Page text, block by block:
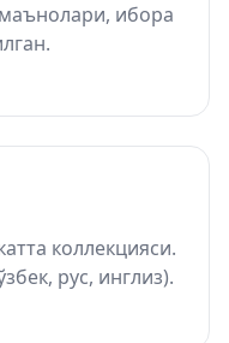
ибора
коллекцияси.
рус, инглиз).